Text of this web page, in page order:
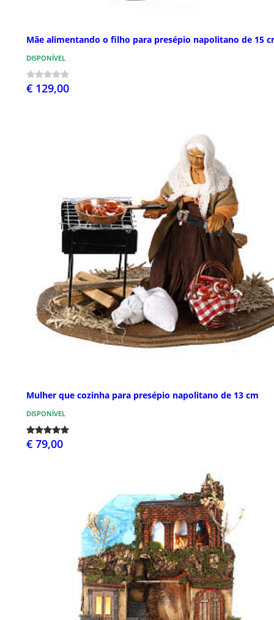
Mãe alimentando o filho para presépio napolitano de 15
DISPONÍVEL
€ 129,00
Mulher que cozinha para presépio napolitano de 13 cm
DISPONÍVEL
€ 79,00